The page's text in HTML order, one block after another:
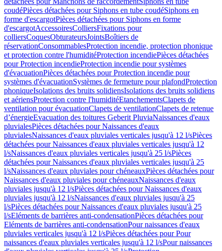
coudéPièces détachées pour Siphons en tube coudéSiphons en
forme d'escargotPièces détachées pour Siphons en forme
d'escargotAccessoiresColliersFixations pour
colliersCoquesObturateursJointsBoîtiers de
réservationConsommablesProtection incendie, protection phonique
et protection contre l'humiditéProtection incendiePièces détachées
pour Protection incendieProtection incendie pour systèmes
d'évacuationPièces détachées pour Protection incendie pour
systèmes d'évacuationSystèmes de fermeture pour plafondProtection
phoniqueIsolations des bruits solidiensIsolations des bruits solidiens
et aériensProtection contre l'humiditéEtanchementsClapets de
ventilation pour évacuationClapets de ventilationClapets de retenue
d’énergieEvacuation des toitures Geberit PluviaNaissances d'eaux
pluvialesPièces détachées pour Naissances d'eaux
pluvialesNaissances d'eaux pluviales verticales jusqu'à 12 l/sPièces
détachées pour Naissances d'eaux pluviales verticales jusqu'à 12
l/sNaissances d'eaux pluviales verticales jusqu'à 25 l/sPièces
détachées pour Naissances d'eaux pluviales verticales jusqu'à 25
l/sNaissances d'eaux pluviales pour chéneauxPièces détachées pour
Naissances d'eaux pluviales pour chéneauxNaissances d'eaux
pluviales jusqu'à 12 l/sPièces détachées pour Naissances d'eaux
pluviales jusqu'à 12 l/sNaissances d'eaux pluviales jusqu'à 25
l/sPièces détachées pour Naissances d'eaux pluviales jusqu'à 25
l/sEléments de barrières anti-condensationPièces détachées pour
Eléments de barrières anti-condensationPour naissances d'eaux
pluviales verticales jusqu'à 12 l/sPièces détachées pour Pour
naissances d'eaux pluviales verticales jusqu'à 12 l/sPour naissances